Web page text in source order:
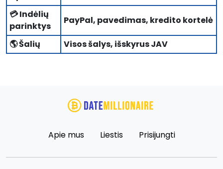
💳 Indėlių
parinktys
PayPal, pavedimas, kredito kortelė
🌎 Šalių Visos šalys, išskyrus JAV
Apie mus Liestis Prisijungti